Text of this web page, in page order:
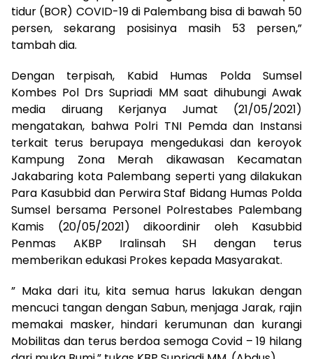
tidur (BOR) COVID-19 di Palembang bisa di bawah 50
persen, sekarang posisinya masih 53 persen,”
tambah dia.
Dengan terpisah, Kabid Humas Polda Sumsel
Kombes Pol Drs Supriadi MM saat dihubungi Awak
media diruang Kerjanya Jumat (21/05/2021)
mengatakan, bahwa Polri TNI Pemda dan Instansi
terkait terus berupaya mengedukasi dan keroyok
Kampung Zona Merah dikawasan Kecamatan
Jakabaring kota Palembang seperti yang dilakukan
Para Kasubbid dan Perwira Staf Bidang Humas Polda
Sumsel bersama Personel Polrestabes Palembang
Kamis (20/05/2021) dikoordinir oleh Kasubbid
Penmas AKBP Iralinsah SH dengan terus
memberikan edukasi Prokes kepada Masyarakat.
” Maka dari itu, kita semua harus lakukan dengan
mencuci tangan dengan Sabun, menjaga Jarak, rajin
memakai masker, hindari kerumunan dan kurangi
Mobilitas dan terus berdoa semoga Covid – 19 hilang